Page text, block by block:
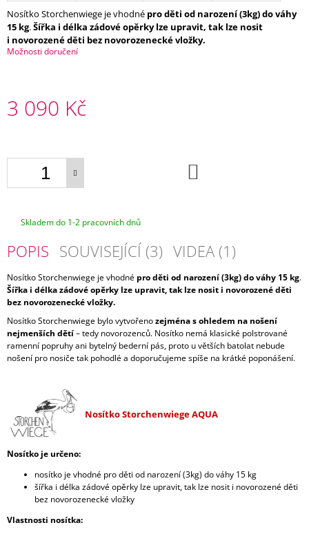
Nosítko Storchenwiege je vhodné pro děti od narození (3kg) do váhy
15 kg.Šířka i délka zádové opěrky lze upravit, tak lze nosit
i novorozené děti bez novorozenecké vložky.
Možnosti doručení
3 090 Kč
Skladem do 1-2 pracovních dnů
POPIS SOUVISEJÍCÍ (3) VIDEA (1)
Nosítko Storchenwiege je vhodné pro děti od narození (3kg) do váhy 15 kg.
Šířka i délka zádové opěrky lze upravit, tak lze nosit i novorozené děti
bez novorozenecké vložky.
Nosítko Storchenwiege bylo vytvořenozejména s ohledem na nošení
nejmenších dětí– tedy novorozenců. Nosítko nemá klasické polstrované
ramenní popruhy ani bytelný bederní pás, proto u větších batolat nebude
nošení pro nosiče tak pohodlé a doporučujeme spíše na krátké poponášení.
Nosítko Storchenwiege AQUA
Nosítko je určeno:
nosítko je vhodné pro děti od narození (3kg) do váhy 15 kg
šířka i délka zádové opěrky lze upravit, tak lze nosit i novorozené děti
bez novorozenecké vložky
Vlastnosti nosítka:
J
E
M
E
LIMITEDEDITION
BOTANICGREEN
NÁVLEČKŮ
NOŽIČKY
Kč